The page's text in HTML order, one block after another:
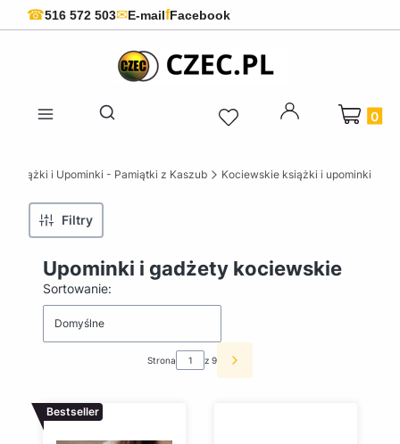
☎516 572 503✉E-mailfFacebook
Otwórz wyszukiwarkę
Produkty
Książki i Upominki - Pamiątki z Kaszub Kociewskie książki i upominki
Filtry
Upominki i gadżety kociewskie
Lista produktów
Sortowanie:
Domyślne
Strona z 9 Następne produkty
Bestseller